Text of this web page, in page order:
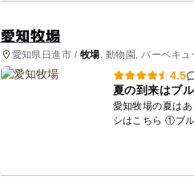
愛知牧場
愛知県日進市 / 牧場 , 動物園, バーベキ
4.5
夏の到来はブ
愛知牧場の夏は
シはこちら ①ブルーベリー狩り、90分食べ放題 開催期